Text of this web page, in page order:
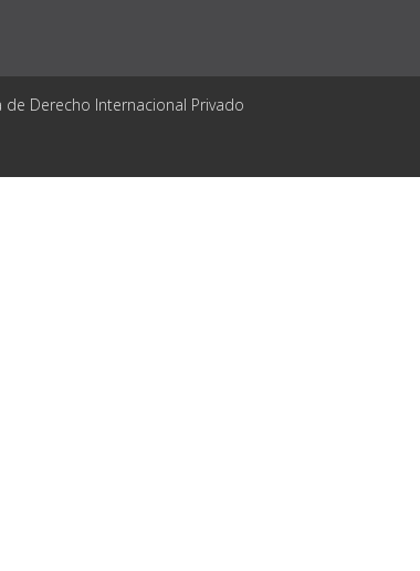
Derecho Internacional Privado